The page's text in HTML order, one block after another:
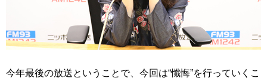
今年最後の放送ということで、今回は“懺悔”を行っていくこ